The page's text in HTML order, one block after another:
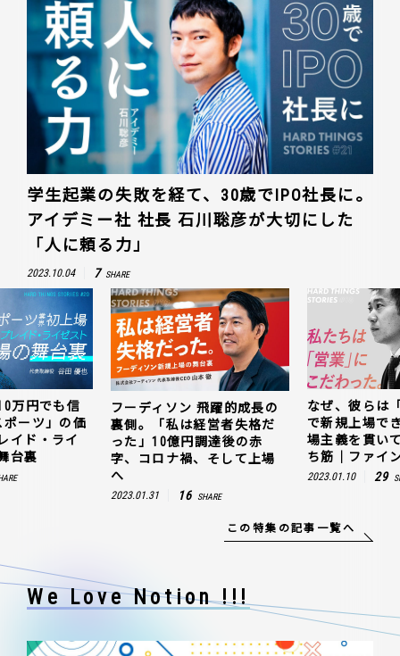
学生起業の失敗を経て、30歳でIPO社長に。
アイデミー社 社長 石川聡彦が大切にした
「人に頼る力」
2023.10.04 7 SHARE
万円でも信
ーツ」の価
イド・ライ
台裏
フーディソン 飛躍的成長の
裏側。「私は経営者失格だ
った」10億円調達後の赤
字、コロナ禍、そして上場
へ
2023.01.31 16 SHARE
なぜ、彼らは
で新規上場で
場主義を貫い
ち筋｜ファイ
2023.01.10 29
この特集の記事一覧へ
We Love Notion !!!